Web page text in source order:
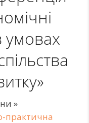
умовах
»
практична